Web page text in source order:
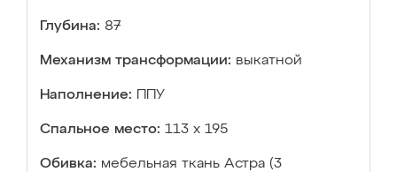
Глубина: 87
Механизм трансформации: выкатной
Наполнение: ППУ
Спальное место: 113 х 195
Обивка: мебельная ткань Астра (3